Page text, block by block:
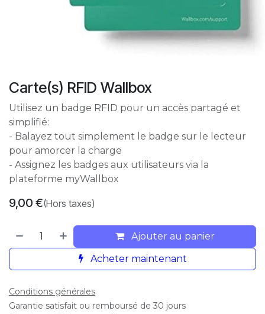
Carte(s) RFID Wallbox
Utilisez un badge RFID pour un accès partagé et
simplifié:
- Balayez tout simplement le badge sur le lecteur
pour amorcer la charge
- Assignez les badges aux utilisateurs via la
plateforme myWallbox
9,00 €(Hors taxes)
Ajouter au panier
Acheter maintenant
Conditions générales
Garantie satisfait ou remboursé de 30 jours